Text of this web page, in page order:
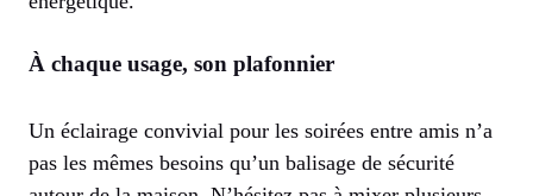
À chaque usage, son plafonnier
Un éclairage convivial pour les soirées entre amis n’a
pas les mêmes besoins qu’un balisage de sécurité